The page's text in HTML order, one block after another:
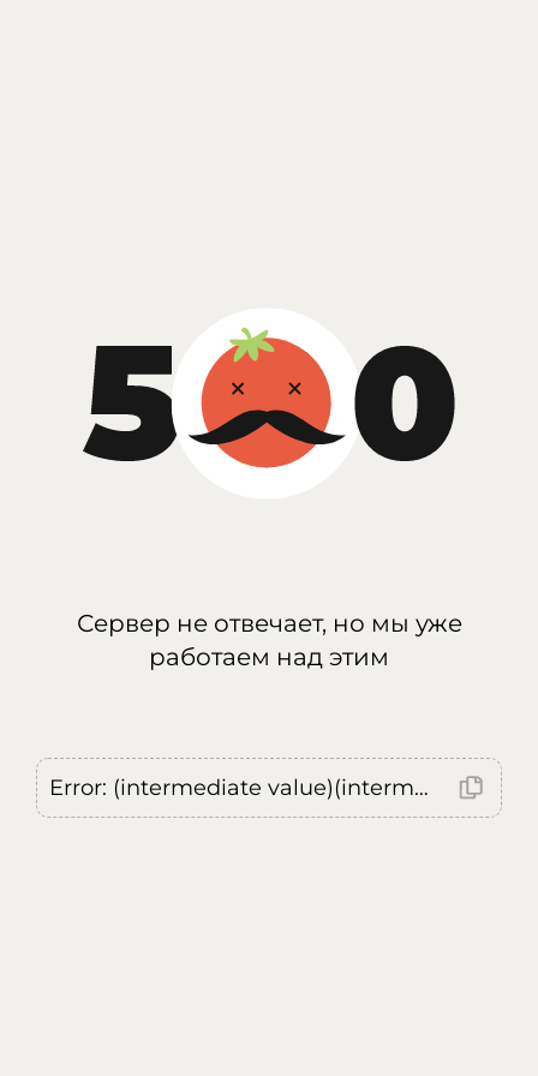
Сервер не отвечает, но мы уже
работаем над этим
Error: (intermediate value)(intermediate value)(intermediate value).replaceAll is not a function